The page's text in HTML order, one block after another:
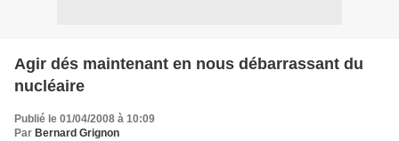
Agir dés maintenant en nous débarrassant du
nucléaire
Publié le 01/04/2008 à 10:09
Par Bernard Grignon